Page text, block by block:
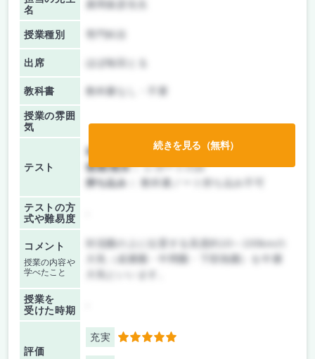
名
廣岡俊彦先生
授業種別
出席 ほぼ毎回とる
教科書 教科書なし・不要
授業の雰囲
気
テスト
前期/中間：
テスト・レポート両方なし
後期/期末：レポートのみ
持ち込み：
教科書ノート持ち込み不可
テストの方
式や難易度
コメント
授業の内容や
学べたこと
対流圏の上に位置する高度約10～100kmの
大気（成層圏・中間圏・下部熱圏）を中層
授業を
受けた時期
評価
充実 5
続きを見る（無料）